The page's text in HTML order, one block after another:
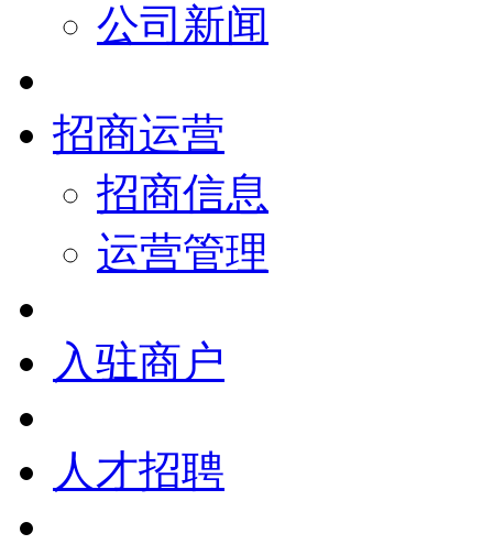
公司新闻
招商运营
招商信息
运营管理
入驻商户
人才招聘